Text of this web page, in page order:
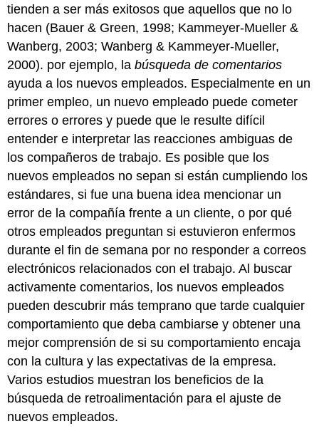
tienden a ser más exitosos que aquellos que no lo
hacen (Bauer & Green, 1998; Kammeyer-Mueller &
Wanberg, 2003; Wanberg & Kammeyer-Mueller,
2000). por ejemplo, labúsqueda de comentarios
ayuda a los nuevos empleados. Especialmente en un
primer empleo, un nuevo empleado puede cometer
errores o errores y puede que le resulte difícil
entender e interpretar las reacciones ambiguas de
los compañeros de trabajo. Es posible que los
nuevos empleados no sepan si están cumpliendo los
estándares, si fue una buena idea mencionar un
error de la compañía frente a un cliente, o por qué
otros empleados preguntan si estuvieron enfermos
durante el fin de semana por no responder a correos
electrónicos relacionados con el trabajo. Al buscar
activamente comentarios, los nuevos empleados
pueden descubrir más temprano que tarde cualquier
comportamiento que deba cambiarse y obtener una
mejor comprensión de si su comportamiento encaja
con la cultura y las expectativas de la empresa.
Varios estudios muestran los beneficios de la
búsqueda de retroalimentación para el ajuste de
nuevos empleados.